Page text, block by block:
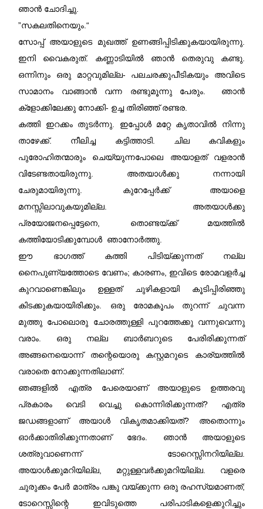
ഞാൻ ചോദിച്ചു.
”സകലതിനെയും.“
സോപ്പ് അയാളുടെ മുഖത്ത് ഉണങ്ങിപ്പിടിക്കുകയായിരുന്നു.
ഇനി വൈകരുത്. കണ്ണാടിയിൽ ഞാൻ തെരുവു കണ്ടു.
ഒന്നിനും ഒരു മാറ്റവുമില്ല- പലചരക്കുപീടികയും അവിടെ
സാമാനം വാങ്ങാൻ വന്ന രണ്ടുമൂന്നു പേരും. ഞാൻ
ക്ളോക്കിലേക്കു നോക്കി- ഉച്ച തിരിഞ്ഞ് രണ്ടര.
കത്തി ഇറക്കം തുടർന്നു. ഇപ്പോൾ മറ്റേ കൃതാവിൽ നിന്നു
താഴേക്ക്. നീലിച്ച കട്ടിത്താടി. ചില കവികളും
പുരോഹിതന്മാരും ചെയ്യുന്നപോലെ അയാളത് വളരാൻ
വിടേണ്ടതായിരുന്നു. അതയാൾക്കു നന്നായി
ചേരുമായിരുന്നു. കുറേപ്പേർക്ക് അയാളെ
മനസ്സിലാവുകയുമില്ല. അതയാൾക്കു
പ്രയോജനപ്പെട്ടേനെ, തൊണ്ടയ്ക്ക് മയത്തിൽ
കത്തിയോടിക്കുമ്പോൾ ഞാനോർത്തു.
ഈ ഭാഗത്ത് കത്തി പിടിയ്ക്കുന്നത് നല്ല
നൈപുണ്യത്തോടെ വേണം; കാരണം, ഇവിടെ രോമവളർച്ച
കുറവാണെങ്കിലും ഉള്ളത് ചുഴികളായി കൂടിപ്പിരിഞ്ഞു
കിടക്കുകയായിരിക്കും. ഒരു രോമകൂപം തുറന്ന് ചുവന്ന
മുത്തു പോലൊരു ചോരത്തുള്ളി പുറത്തേക്കു വന്നുവെന്നു
വരാം. ഒരു നല്ല ബാർബറുടെ പേരിരിക്കുന്നത്
അങ്ങനെയൊന്ന് തന്റെയൊരു കസ്റ്റമറുടെ കാര്യത്തിൽ
വരാതെ നോക്കുന്നതിലാണ്‌.
ഞങ്ങളിൽ എത്ര പേരെയാണ്‌ അയാളുടെ ഉത്തരവു
പ്രകാരം വെടി വെച്ചു കൊന്നിരിക്കുന്നത്? എത്ര
ജഡങ്ങളാണ്‌ അയാൾ വികൃതമാക്കിയത്? അതൊന്നും
ഓർക്കാതിരിക്കുന്നതാണ്‌ ഭേദം. ഞാൻ അയാളുടെ
ശത്രുവാണെന്ന് ടോറെസ്സിനറിയില്ല.
അയാൾക്കുമറിയില്ല, മറ്റുള്ളവർക്കുമറിയില്ല. വളരെ
ചുരുക്കം പേർ മാത്രം പങ്കു വയ്ക്കുന്ന ഒരു രഹസ്യമാണത്;
ടോറെസ്സിന്റെ ഇവിടുത്തെ പരിപാടികളെക്കുറിച്ചും